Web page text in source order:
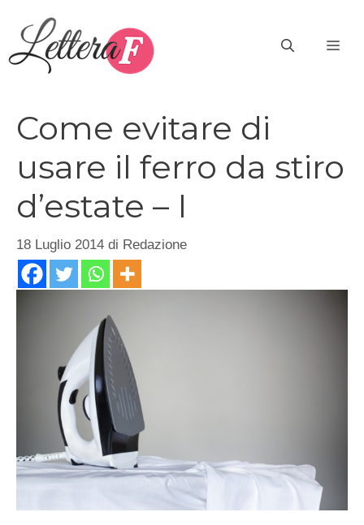
contenuto
Come evitare di
usare il ferro da stiro
d’estate – I
18 Luglio 2014 di Redazione